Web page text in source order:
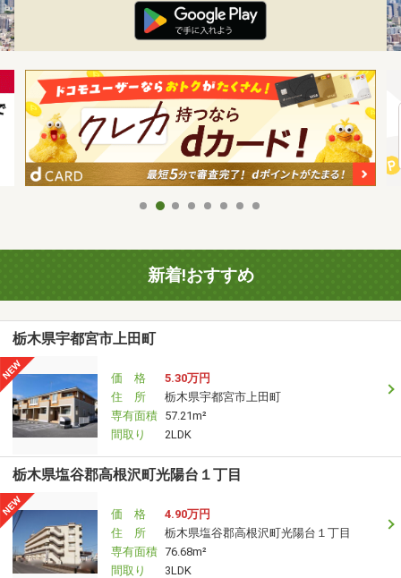
新着!おすすめ
栃木県宇都宮市上田町
価 格
5.30万円
住 所
栃木県宇都宮市上田町
専有面積 57.21m²
間取り
2LDK
栃木県塩谷郡高根沢町光陽台１丁目
価 格
4.90万円
住 所
栃木県塩谷郡高根沢町光陽台１丁目
専有面積 76.68m²
間取り
3LDK